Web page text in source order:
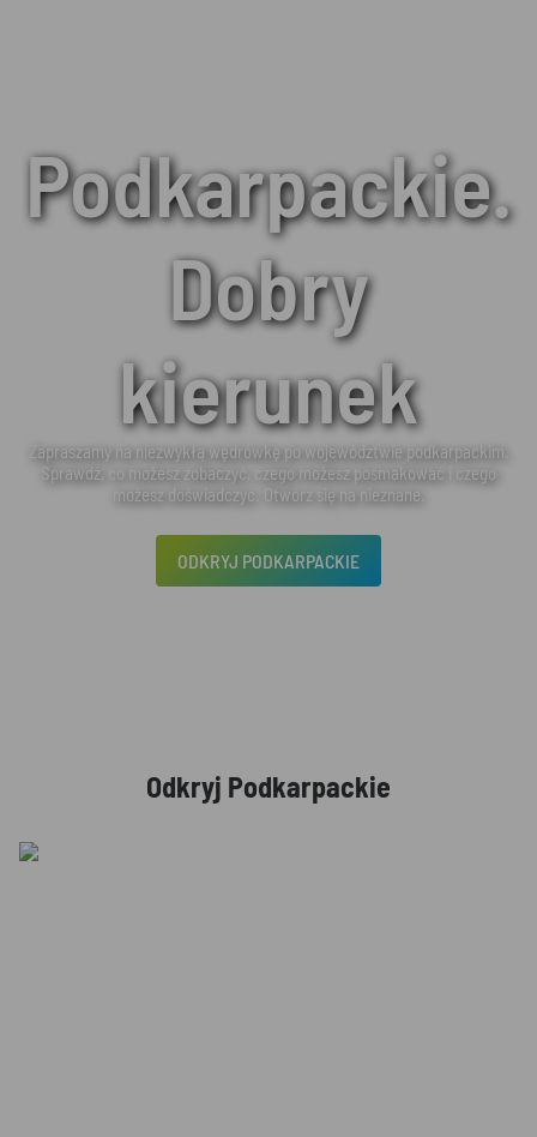
Podkarpackie.
Dobry
kierunek
Zapraszamy na niezwykłą wędrówkę po województwie podkarpackim.
Sprawdź, co możesz zobaczyć, czego możesz posmakować i czego
możesz doświadczyć. Otwórz się na nieznane.
ODKRYJ PODKARPACKIE
Odkryj Podkarpackie